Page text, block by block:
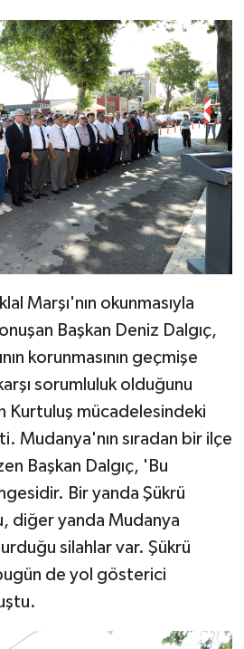
Marşı'nın okunmasıyla
Başkan Deniz Dalgıç,
korunmasının geçmişe
sorumluluk olduğunu
Kurtuluş mücadelesindeki
Mudanya'nın sıradan bir ilçe
Başkan Dalgıç, 'Bu
Bir yanda Şükrü
diğer yanda Mudanya
silahlar var. Şükrü
de yol gösterici